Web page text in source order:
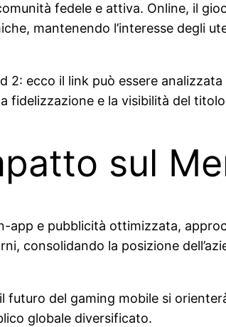
fedele e attiva. Online, il
mantenendo l’interesse degli
ecco il link può essere
fidelizzazione e la visibilità del
sul
app e pubblicità ottimizzata,
consolidando la posizione
del gaming mobile si
globale diversificato.